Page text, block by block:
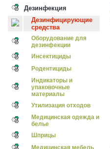
Дезинфекция
Дезинфицирующие
средства
Оборудование для
дезинфекции
Инсектициды
Родентициды
Индикаторы и
упаковочные
материалы
Утилизация отходов
Медицинская одежда и
белье
Шприцы
Медицинская мебель